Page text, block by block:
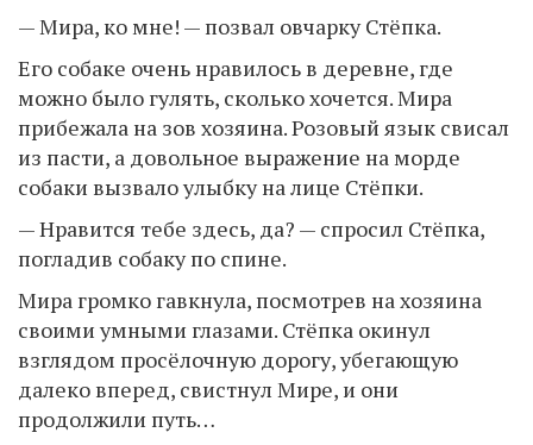
— Мира, ко мне! — позвал овчарку Стёпка.
Его собаке очень нравилось в деревне, где
можно было гулять, сколько хочется. Мира
прибежала на зов хозяина. Розовый язык свисал
из пасти, а довольное выражение на морде
собаки вызвало улыбку на лице Стёпки.
— Нравится тебе здесь, да? — спросил Стёпка,
погладив собаку по спине.
Мира громко гавкнула, посмотрев на хозяина
своими умными глазами. Стёпка окинул
взглядом просёлочную дорогу, убегающую
далеко вперед, свистнул Мире, и они
продолжили путь…